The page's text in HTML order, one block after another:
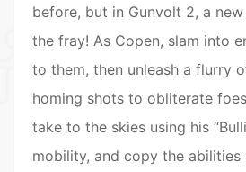
before, but in Gunvolt 2, a
the fray! As Copen, slam into
to them, then unleash a flurry
homing shots to obliterate
take to the skies using his
mobility, and copy the